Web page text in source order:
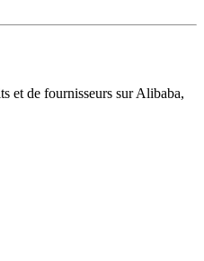
et de fournisseurs sur Alibaba,